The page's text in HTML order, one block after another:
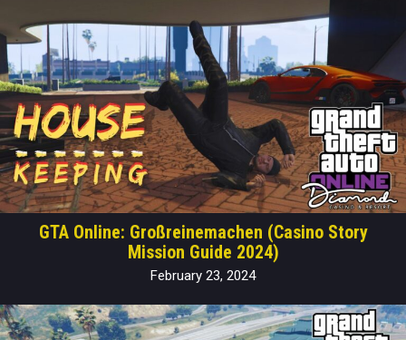
GTA Online: Großreinemachen (Casino Story
Mission Guide 2024)
February 23, 2024